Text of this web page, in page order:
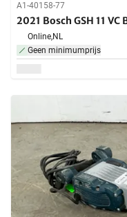
A1-40158-77
2021 Bosch GSH 11
Online,NL
Geen minimumprijs